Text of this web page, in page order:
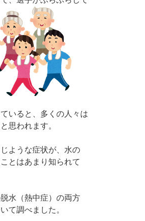
いると、多くの人々は
思われます。
ような症状が、水の
とはあまり知られて
水（熱中症）の両方
て調べました。